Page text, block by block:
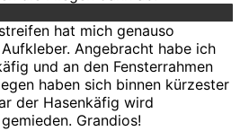
hat mich genauso
Angebracht habe ich
und an den Fensterrahmen
haben sich binnen kürzester
der Hasenkäfig wird
Grandios!